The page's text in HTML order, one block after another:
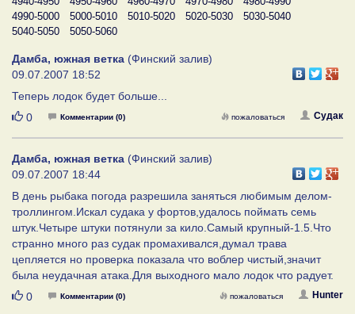
4990-5000
5000-5010 5010-5020 5020-5030
5030-5040
5040-5050
5050-5060
Дамба, южная ветка (Финский залив)
09.07.2007 18:52
Теперь лодок будет больше...
Нравится
0 Комментарии (0) Судак
пожаловаться
Дамба, южная ветка (Финский залив)
09.07.2007 18:44
В день рыбака погода разрешила заняться любимым делом-
троллингом.Искал судака у фортов,удалось поймать семь
штук.Четыре штуки потянули за кило.Самый крупный-1.5.Что
странно много раз судак промахивался,думал трава
цепляется но проверка показала что воблер чистый,значит
была неудачная атака.Для выходного мало лодок что радует.
Нравится
0 Комментарии (0) Hunter
пожаловаться